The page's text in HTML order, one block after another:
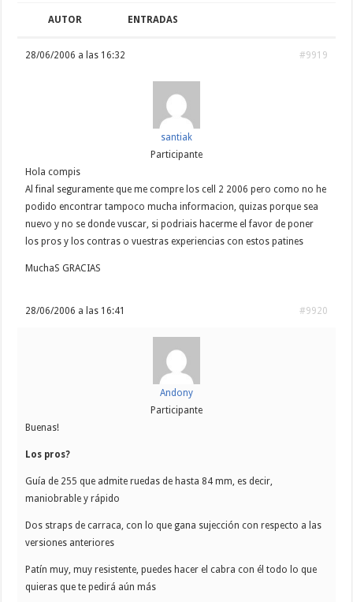
AUTOR ENTRADAS
28/06/2006 a las 16:32 #9919
santiak
Participante
Hola compis
Al final seguramente que me compre los cell 2 2006 pero como no he
podido encontrar tampoco mucha informacion, quizas porque sea
nuevo y no se donde vuscar, si podriais hacerme el favor de poner
los pros y los contras o vuestras experiencias con estos patines
MuchaS GRACIAS
28/06/2006 a las 16:41 #9920
Andony
Participante
Buenas!
Los pros?
Guía de 255 que admite ruedas de hasta 84 mm, es decir,
maniobrable y rápido
Dos straps de carraca, con lo que gana sujección con respecto a las
versiones anteriores
Patín muy, muy resistente, puedes hacer el cabra con él todo lo que
quieras que te pedirá aún más